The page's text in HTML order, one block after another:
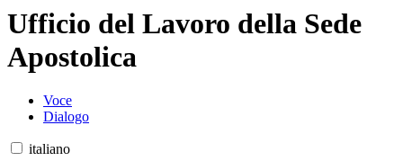
Ufficio del Lavoro della Sede
Apostolica
Voce
Dialogo
italiano